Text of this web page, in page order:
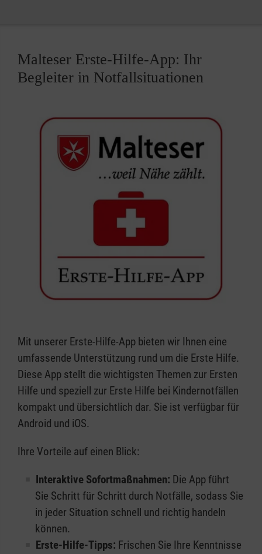
Malteser Erste-Hilfe-App: Ihr
Begleiter in Notfallsituationen
Mit unserer Erste-Hilfe-App bieten wir Ihnen eine
umfassende Unterstützung rund um die Erste Hilfe.
Diese App stellt die wichtigsten Themen zur Ersten
Hilfe und speziell zur Erste Hilfe bei Kindernotfällen
kompakt und übersichtlich dar. Sie ist verfügbar für
Android und iOS.
Ihre Vorteile auf einen Blick:
Interaktive Sofortmaßnahmen: Die App führt
Sie Schritt für Schritt durch Notfälle, sodass Sie
in jeder Situation schnell und richtig handeln
können.
Erste-Hilfe-Tipps: Frischen Sie Ihre Kenntnisse